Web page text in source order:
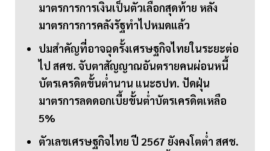
มาตรการการเงินเป็นตัวเลือกสุดท้าย หลัง
มาตรการการคลังรัฐทำไปหมดแล้ว
ปมสำคัญที่อาจฉุดรั้งเศรษฐกิจไทยในระยะต่อ
ไป สศช. จับตาสัญญาณอันตรายคนผ่อนหนี้
บัตรเครดิตขั้นต่ำนาน แนะธปท. ปัดฝุ่น
มาตรการลดดอกเบี้ยขั้นต่ำบัตรเครดิตเหลือ
5%
ตัวเลขเศรษฐกิจไทย ปี 2567 ยังคงโตต่ำ สศช.